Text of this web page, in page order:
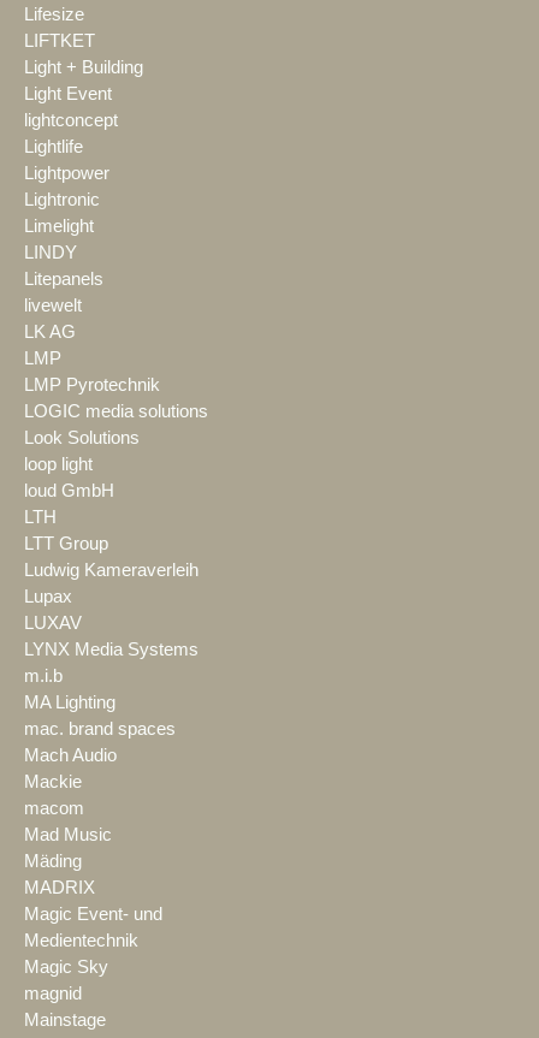
Lifesize
LIFTKET
Light + Building
Light Event
lightconcept
Lightlife
Lightpower
Lightronic
Limelight
LINDY
Litepanels
livewelt
LK AG
LMP
LMP Pyrotechnik
LOGIC media solutions
Look Solutions
loop light
loud GmbH
LTH
LTT Group
Ludwig Kameraverleih
Lupax
LUXAV
LYNX Media Systems
m.i.b
MA Lighting
mac. brand spaces
Mach Audio
Mackie
macom
Mad Music
Mäding
MADRIX
Magic Event- und
Medientechnik
Magic Sky
magnid
Mainstage